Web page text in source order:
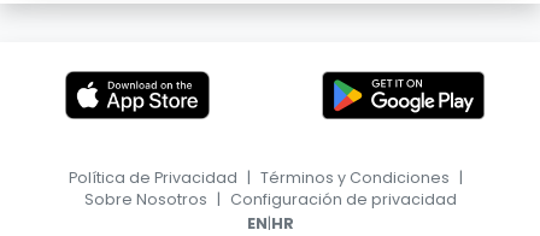
Política de Privacidad | Términos y Condiciones |
Sobre Nosotros | Configuración de privacidad
EN|HR